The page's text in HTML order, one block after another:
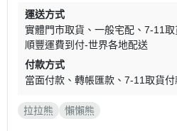
運送方式
實體門市取貨
一般宅配 7-11取
順豐運費到付-世界各地配送
付款方式
當面付款
轉帳匯款 7-11取貨付
拉拉熊 懶懶熊